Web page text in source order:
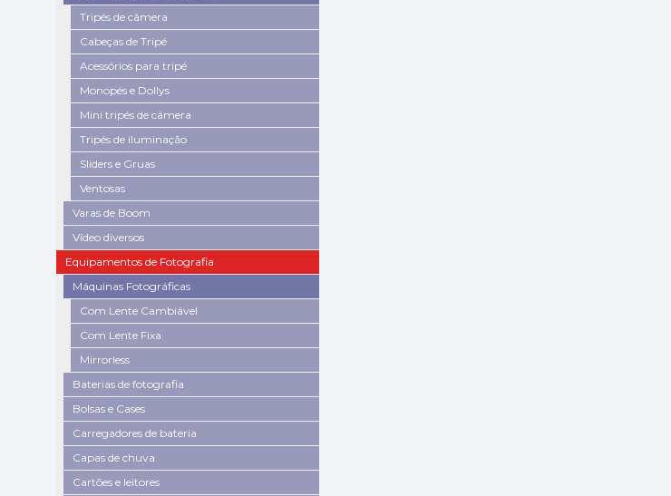
Tripés de câmera
Cabeças de Tripé
Acessórios para tripé
Monopés e Dollys
Mini tripés de câmera
Tripés de iluminação
Sliders e Gruas
Ventosas
Varas de Boom
Vídeo diversos
Equipamentos de Fotografia
Máquinas Fotográficas
Com Lente Cambiável
Com Lente Fixa
Mirrorless
Baterias de fotografia
Bolsas e Cases
Carregadores de bateria
Capas de chuva
Cartões e leitores